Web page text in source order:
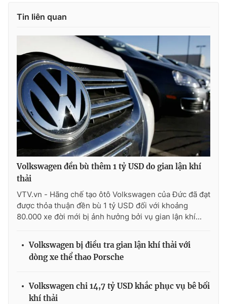
Thị trường
Emagazine Podcast
Photo Infographic
Video Shorts video
VTV Money VTV Thể thao
VTV Sức khoẻ
Thị trường 24h Tấm lòng Việt
VTV4 Vươn mình bằng AI
Liên hệ tòa soạn
Tin liên quan
Volkswagen đền bù thêm 1 tỷ USD do gian lận khí
thải
VTV.vn - Hãng chế tạo ôtô Volkswagen của Đức đã đạt
được thỏa thuận đền bù 1 tỷ USD đối với khoảng
80.000 xe đời mới bị ảnh hưởng bởi vụ gian lận khí...
Volkswagen bị điều tra gian lận khí thải với
dòng xe thể thao Porsche
Volkswagen chi 14,7 tỷ USD khắc phục vụ bê bối
khí thải